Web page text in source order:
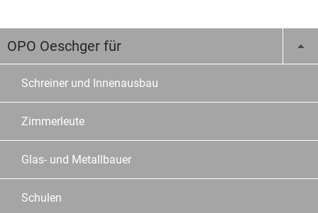
OPO Oeschger für
Schreiner und Innenausbau
Zimmerleute
Glas- und Metallbauer
Schulen